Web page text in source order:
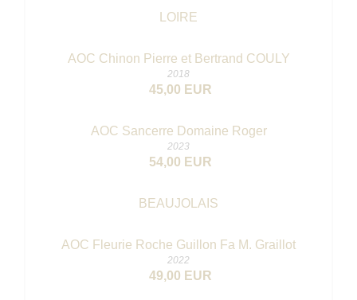
LOIRE
AOC Chinon Pierre et Bertrand COULY
2018
45,00 EUR
AOC Sancerre Domaine Roger
2023
54,00 EUR
BEAUJOLAIS
AOC Fleurie Roche Guillon Fa M. Graillot
2022
49,00 EUR